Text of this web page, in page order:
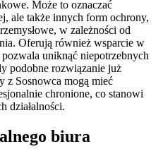
Może to oznaczać
ale także innych form ochrony,
w zależności od
Oferują również wsparcie w
uniknąć niepotrzebnych
podobne rozwiązanie już
z Sosnowca mogą mieć
chronione, co stanowi
działalności.
biura